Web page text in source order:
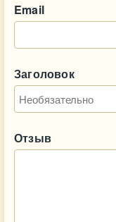
Email
Заголовок
Отзыв